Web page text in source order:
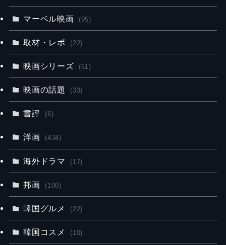
マーベル映画 (95)
取材・レポ (22)
映画シリーズ (61)
映画の話題 (33)
書評 (6)
洋画 (434)
海外ドラマ (17)
邦画 (100)
韓国グルメ (22)
韓国コスメ (10)